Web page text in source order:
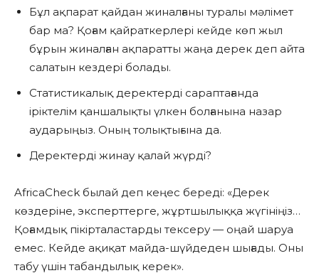
Бұл ақпарат қайдан жиналғаны туралы мәлімет
бар ма? Қоғам қайраткерлері кейде көп жыл
бұрын жиналған ақпаратты жаңа дерек деп айта
салатын кездері болады.
Статистикалық деректерді сараптағанда
іріктелім қаншалықты үлкен болғанына назар
аударыңыз. Оның толықтығына да.
Деректерді жинау қалай жүрді?
AfricaCheck былай деп кеңес береді: «Дерек
көздеріне, эксперттерге, жұртшылыққа жүгініңіз…
Қоғамдық пікірталастарды тексеру — оңай шаруа
емес. Кейде ақиқат майда-шүйдеден шығады. Оны
табу үшін табандылық керек».